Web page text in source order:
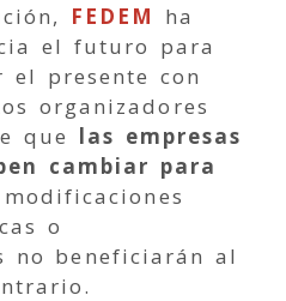
FEDEM
ha
el futuro para
presente con
organizadores
que las empresas
cambiar para
o
no beneficiarán al